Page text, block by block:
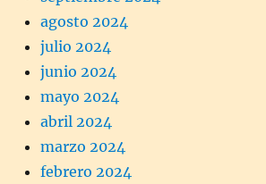
agosto 2024
julio 2024
junio 2024
mayo 2024
abril 2024
marzo 2024
febrero 2024